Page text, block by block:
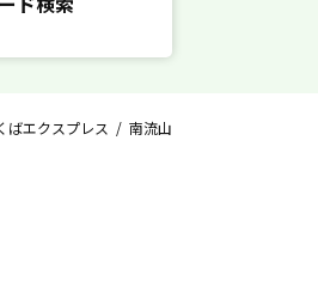
ばエクスプレス / 南流山